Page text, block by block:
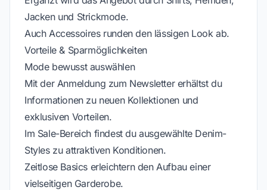
Jacken und Strickmode.
Auch Accessoires runden den lässigen Look ab.
Vorteile & Sparmöglichkeiten
Mode bewusst auswählen
Mit der Anmeldung zum Newsletter erhältst du
Informationen zu neuen Kollektionen und
exklusiven Vorteilen.
Im Sale-Bereich findest du ausgewählte Denim-
Styles zu attraktiven Konditionen.
Zeitlose Basics erleichtern den Aufbau einer
vielseitigen Garderobe.